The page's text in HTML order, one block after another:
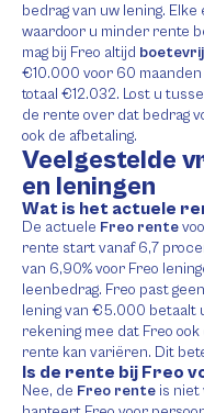
bedrag van uw lening.
waardoor u minder rente
mag bij Freo altijd
€10.000 voor 60 maanden
totaal €12.032. Lost u
de rente over dat bedrag
ook de afbetaling.
Veelgestelde
en leningen
Wat is het actuele
De actuele Freo rente
rente start vanaf 6,7
van 6,90% voor Freo
leenbedrag. Freo past
lening van €5.000 betaalt
rekening mee dat Freo
rente kan variëren. Dit
Is de rente bij Freo
Nee, de Freo rente is niet